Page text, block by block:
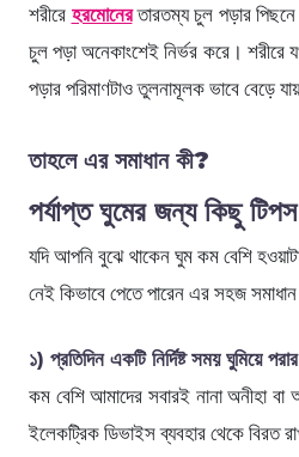
শরীরে হরমোনেরতারতম্য চুল পড়ার পিছনে
চুল পড়া অনেকাংশেই নির্ভর করে। শরীরে
পড়ার পরিমাণটাও তুলনামূলক ভাবে বেড়ে
তাহলে এর সমাধান কী?
পর্যাপ্ত ঘুমের জন্য কিছু টিপস
যদি আপনি বুঝে থাকেন ঘুম কম বেশি
নেই কিভাবে পেতে পারেন এর সহজ
১) প্রতিদিন একটি নির্দিষ্ট সময় ঘুমিয়ে
কম বেশি আমাদের সবারই নানা অনীহা
ইলেকট্রিক ডিভাইস ব্যবহার থেকে বিরত